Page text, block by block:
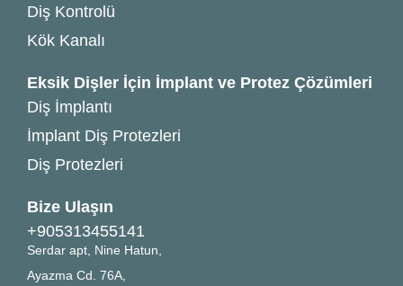
Diş Kontrolü
Kök Kanalı
Eksik Dişler İçin İmplant ve Protez Çözümleri
Diş İmplantı
İmplant Diş Protezleri
Diş Protezleri
Bize Ulaşın
+905313455141
Serdar apt, Nine Hatun,
Ayazma Cd. 76A,